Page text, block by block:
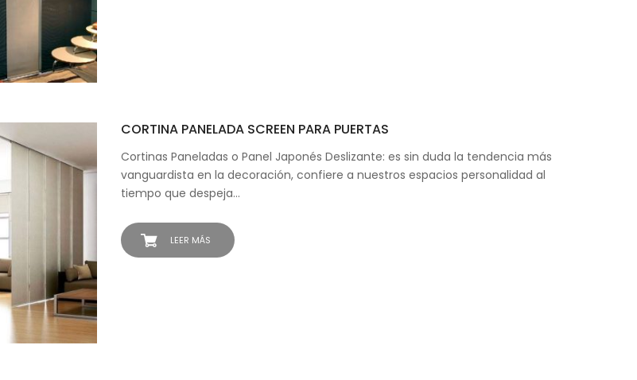
LEER MÁS
CORTINA PANELADA SCREEN PARA PUERTAS
Cortinas Paneladas o Panel Japonés Deslizante: es sin duda la tendencia más
vanguardista en la decoración, confiere a nuestros espacios personalidad al
tiempo que despeja…